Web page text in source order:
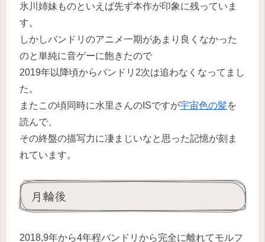
氷川姉妹ものといえば先ず本作が印象に残っていま
す。
しかしバンドリのアニメ一期があまり良くなかった
のと単純に音ゲーに飽きたので
2019年以降頃からバンドリ2次は追わなくなってまし
た。
またこの頃同時に水里さんのISですが宇宙色の髪を
読んで、
その終盤の描写力に凄まじいなと思った記憶が刻ま
れています。
月輪後
2018,9年から4年程バンドリから完全に離れてモルフ